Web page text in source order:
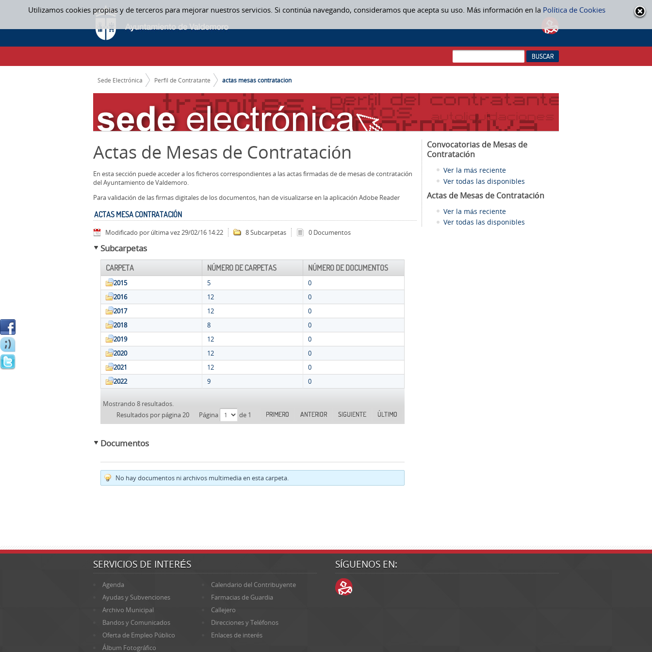
Utilizamos cookies propias y de terceros para mejorar nuestros servicios. Si continúa navegando, consideramos que acepta su uso. Más información en la Política de Cookies
Saltar al contenido
ACTAS MESA CONTRATACIÓN - ACTAS MESAS CONTRATACION
CAMINO DE MIGAS
Sede Electrónica Perfil de Contratante actas mesas contratacion
Actas de Mesas de Contratación
En esta sección puede acceder a los ficheros correspondientes a las actas firmadas de de mesas de contratación
del Ayuntamiento de Valdemoro.
Para validación de las firmas digitales de los documentos, han de visualizarse en la aplicación Adobe Reader
ACTAS MESA CONTRATACIÓN
Modificado por última vez 29/02/16 14:22 8 Subcarpetas 0 Documentos
Subcarpetas
CARPETA NÚMERO DE CARPETAS NÚMERO DE DOCUMENTOS
2015 5
0
2016
12
0
2017
12
0
2018
8
0
2019
12
0
2020
12
0
2021
12
0
2022
9 0
Mostrando 8 resultados.
Resultados por página 20
Página de 1 PRIMERO ANTERIOR SIGUIENTE ÚLTIMO
Documentos
No hay documentos ni archivos multimedia en esta carpeta.
Convocatorias de Mesas de
Contratación
Ver la más reciente
Ver todas las disponibles
Actas de Mesas de Contratación
Ver la más reciente
Ver todas las disponibles
SERVICIOS DE INTERÉS
Agenda
Calendario del Contribuyente
Ayudas y Subvenciones
Farmacias de Guardia
Archivo Municipal
Callejero
Bandos y Comunicados
Direcciones y Teléfonos
Oferta de Empleo Público
Enlaces de interés
Álbum Fotográfico
SÍGUENOS EN: